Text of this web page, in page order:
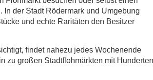
der Stadt Rödermark und Umgebung
und echte Raritäten den Besitzer
findet nahezu jedes Wochenende
zu großen Stadtflohmärkten mit Hunderten